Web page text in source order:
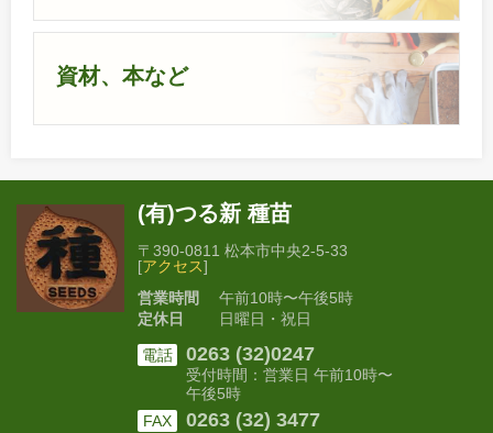
資材、本など
(有)つる新 種苗
〒390-0811 松本市中央2-5-33
[アクセス]
営業時間
午前10時〜午後5時
定休日
日曜日・祝日
電話 0263 (32)0247
受付時間：営業日 午前10時〜
午後5時
FAX
0263 (32) 3477